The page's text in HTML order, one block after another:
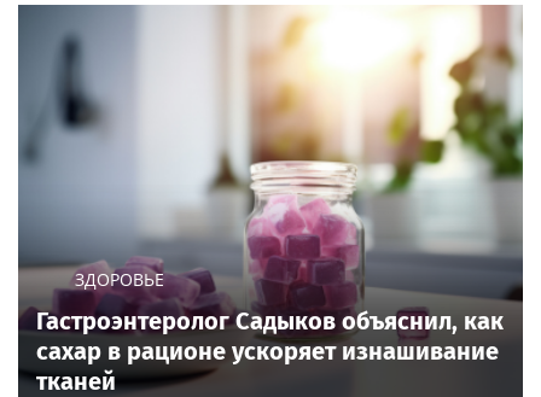
ЗДОРОВЬЕ
Гастроэнтеролог Садыков объяснил, как
сахар в рационе ускоряет изнашивание
тканей